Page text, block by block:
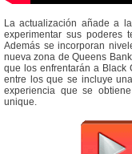
La actualización añade a
experimentar sus poderes
Además se incorporan
nueva zona de Queens
que los enfrentarán a Black
entre los que se incluye
experiencia que se
unique.